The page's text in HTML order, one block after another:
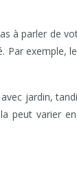
à parler de
Par exemple,
jardin,
peut varier